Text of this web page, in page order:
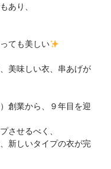
あり、
ても美しい
美味しい衣、串あげが
創業から、９年目を迎
させるべく、
新しいタイプの衣が完